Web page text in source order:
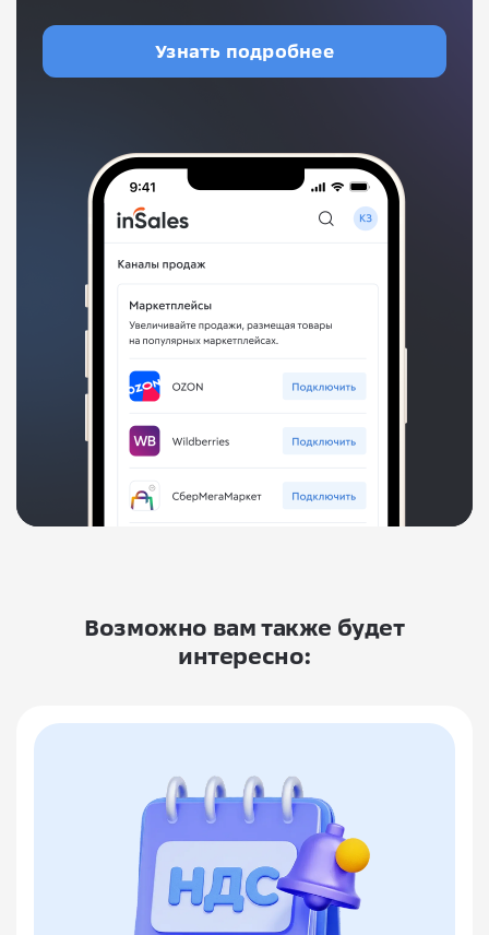
Узнать подробнее
Возможно вам также будет
интересно: